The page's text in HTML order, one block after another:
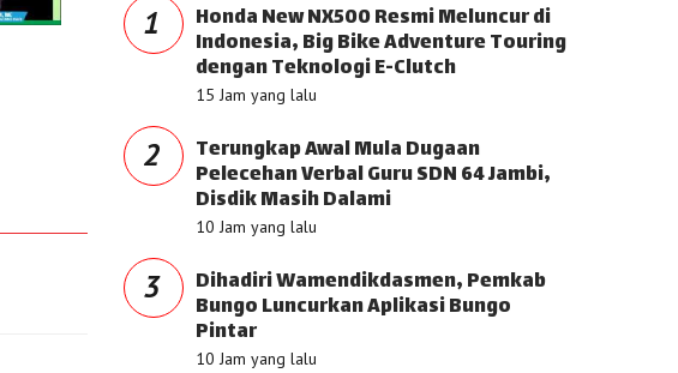
1 Honda New NX500 Resmi Meluncur di
Indonesia, Big Bike Adventure Touring
dengan Teknologi E-Clutch
15 Jam yang lalu
2 Terungkap Awal Mula Dugaan
Pelecehan Verbal Guru SDN 64 Jambi,
Disdik Masih Dalami
10 Jam yang lalu
3 Dihadiri Wamendikdasmen, Pemkab
Bungo Luncurkan Aplikasi Bungo
Pintar
10 Jam yang lalu